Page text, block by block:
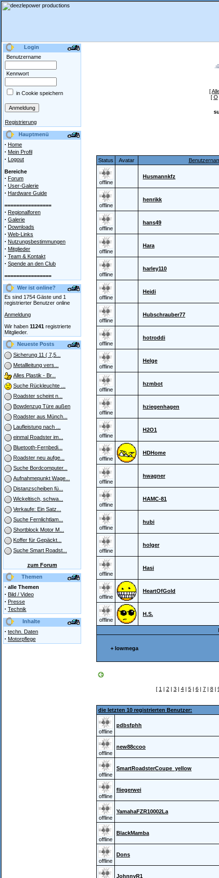
Login
Benutzername
Kennwort
in Cookie speichern
Registrierung
Hauptmenü
· Home
· Mein Profil
· Logout
Bereiche
· Forum
· User-Galerie
· Hardware Guide
================
· Regionalforen
· Galerie
· Downloads
· Web-Links
· Nutzungsbestimmungen
· Mitglieder
· Team & Kontakt
· Spende an den Club
================
Wer ist online?
Es sind 1754 Gäste und 1
registrierter Benutzer online
Anmeldung
Wir haben 11241 registrierte
Mitglieder.
Neueste Posts
Sicherung 11 ( 7,5...
Metallleitung vers...
Alles Plastik - Br...
Suche Rückleuchte ...
Roadster scheint n...
Bowdenzug Türe außen
Roadster aus Münch...
Laufleistung nach ...
einmal Roadster im...
Bluetooth-Fernbedi...
Roadster neu aufge...
Suche Bordcomputer...
Aufnahmepunkt Wage...
Distanzscheiben fü...
Wickeltisch, schwa...
Verkaufe: Ein Satz...
Suche Fernlichtlam...
Shortblock Motor M...
Koffer für Gepäckt...
Suche Smart Roadst...
zum Forum
Themen
· alle Themen
· Bild / Video
· Presse
· Technik
Inhalte
· techn. Daten
· Motorpflege
[
[ O
Status Avatar
offline
Husmannkfz
offline
henrikk
offline
hans49
offline
Hara
offline
harley110
offline
Heidi
offline
Hubschrauber77
offline
hotroddi
offline
Helge
offline
hzmbot
offline
hziegenhagen
offline
H2O1
offline
HDHome
offline
hwagner
offline
HAMC-81
offline
hubi
offline
holger
offline
Hasi
offline
HeartOfGold
offline
H.S.
+ lowmega
[ 1 | 2 | 3 | 4 | 5 | 6 | 7 | 8 |
die letzten 10 registrierten Benutzer:
offline
pdbsfphh
offline
new88ccoo
offline
SmartRoadsterCoupe_yellow
offline
fliegerwei
offline
YamahaFZR10002La
offline
BlackMamba
offline
Dons
JohnnyR1